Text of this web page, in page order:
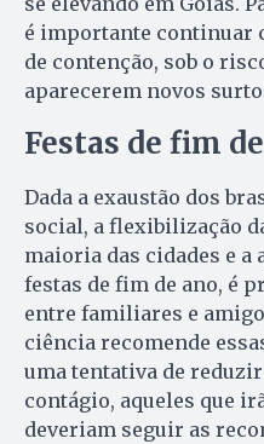
é importante continuar
de contenção, sob o
aparecerem novos
Festas de fim
Dada a exaustão dos
social, a flexibilização
maioria das cidades e a
festas de fim de ano, é
entre familiares e
ciência recomende
uma tentativa de
contágio, aqueles que
deveriam seguir as